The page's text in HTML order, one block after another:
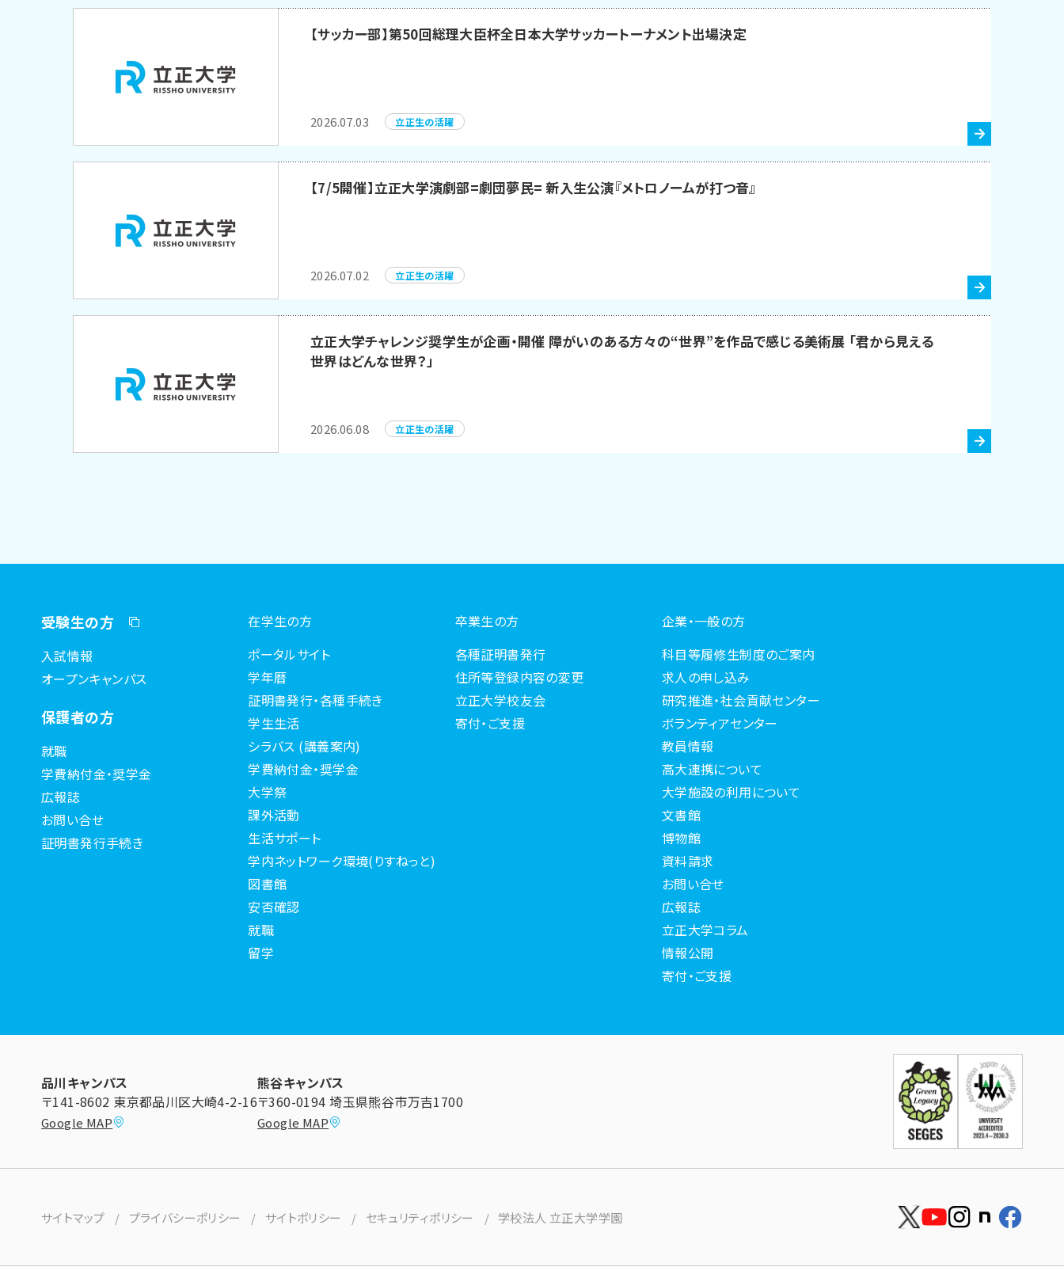
【サッカー部】第50回総理大臣杯全日本大学サッカートーナメント出場決定
2026.07.03 立正生の活躍
【7/5開催】立正大学演劇部=劇団夢民= 新入生公演『メトロノームが打つ音』
2026.07.02 立正生の活躍
立正大学チャレンジ奨学生が企画・開催 障がいのある方々の“世界”を作品で感じる美術展 「君から見える
世界はどんな世界？」
2026.06.08 立正生の活躍
受験生の方
入試情報
オープンキャンパス
保護者の方
就職
学費納付金・奨学金
広報誌
お問い合せ
証明書発行手続き
在学生の方
ポータルサイト
学年暦
証明書発行・各種手続き
学生生活
シラバス (講義案内)
学費納付金・奨学金
大学祭
課外活動
生活サポート
学内ネットワーク環境(りすねっと)
図書館
安否確認
就職
留学
卒業生の方
各種証明書発行
住所等登録内容の変更
立正大学校友会
寄付・ご支援
企業・一般の方
科目等履修生制度のご案内
求人の申し込み
研究推進・社会貢献センター
ボランティアセンター
教員情報
高大連携について
大学施設の利用について
文書館
博物館
資料請求
お問い合せ
広報誌
立正大学コラム
情報公開
寄付・ご支援
品川キャンパス
〒141-8602 東京都品川区大崎4-2-16
Google MAP
熊谷キャンパス
〒360-0194 埼玉県熊谷市万吉1700
Google MAP
サイトマップ プライバシーポリシー サイトポリシー セキュリティポリシー 学校法人 立正大学学園